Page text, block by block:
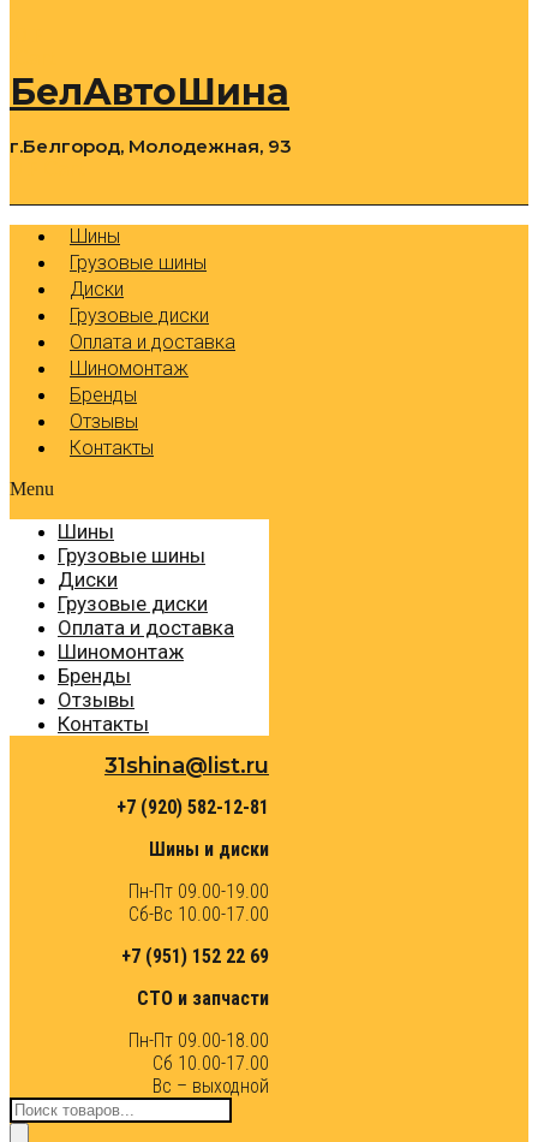
БелАвтоШина
г.Белгород, Молодежная, 93
Шины
Грузовые шины
Диски
Грузовые диски
Оплата и доставка
Шиномонтаж
Бренды
Отзывы
Контакты
Menu
Шины
Грузовые шины
Диски
Грузовые диски
Оплата и доставка
Шиномонтаж
Бренды
Отзывы
Контакты
31shina@list.ru
+7 (920) 582-12-81
Шины и диски
Пн-Пт 09.00-19.00
Сб-Вс 10.00-17.00
+7 (951) 152 22 69
СТО и запчасти
Пн-Пт 09.00-18.00
Сб 10.00-17.00
Вс – выходной
Поиск
товаров